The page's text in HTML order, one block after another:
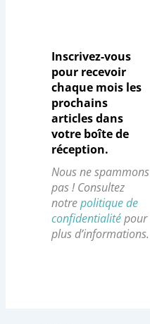
Inscrivez-vous
pour recevoir
chaque mois les
prochains
articles dans
votre boîte de
réception.
Nous ne spammons
pas ! Consultez
notrepolitique de
confidentialitépour
plus d’informations.